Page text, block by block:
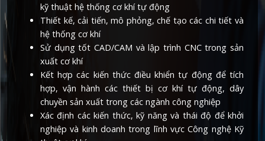
kỹ thuật hệ thống cơ khí tự động
Thiết kế, cải tiến, mô phỏng, chế tạo các chi tiết và
hệ thống cơ khí
Sử dụng tốt CAD/CAM và lập trình CNC trong sản
xuất cơ khí
Kết hợp các kiến thức điều khiển tự động để tích
hợp, vận hành các thiết bị cơ khí tự động, dây
chuyền sản xuất trong các ngành công nghiệp
Xác định các kiến thức, kỹ năng và thái độ để khởi
nghiệp và kinh doanh trong lĩnh vực Công nghệ Kỹ